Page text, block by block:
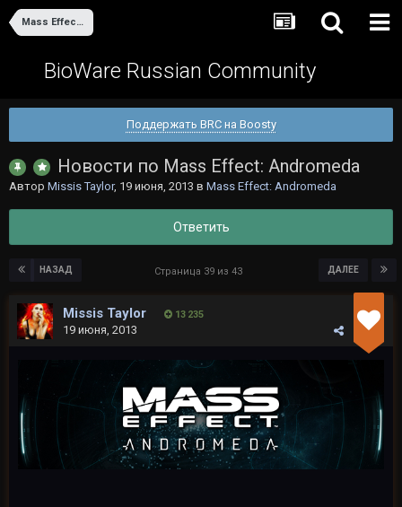
Mass Effect: Andromeda
BioWare Russian Community
Поддержать BRC на Boosty
Новости по Mass Effect: Andromeda
Автор Missis Taylor, 19 июня, 2013 в Mass Effect: Andromeda
Ответить
НАЗАД ДАЛЕЕ
Страница 39 из 43
Missis Taylor 13 235
19 июня, 2013